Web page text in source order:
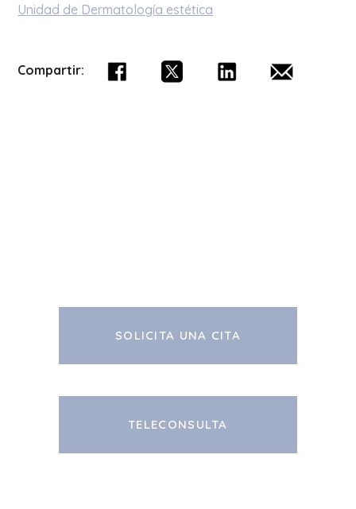
Unidad de Dermatología estética
Compartir:
SOLICITA UNA CITA
TELECONSULTA